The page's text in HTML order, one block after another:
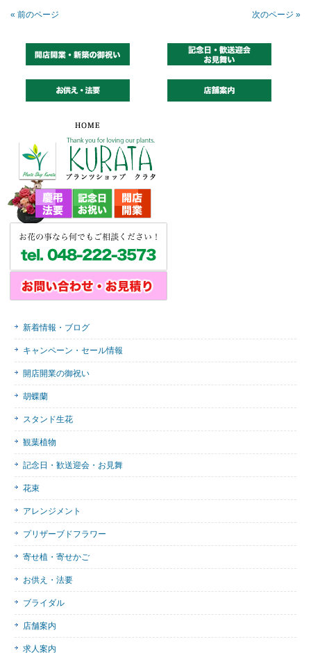
« 前のページ 次のページ »
新着情報・ブログ
キャンペーン・セール情報
開店開業の御祝い
胡蝶蘭
スタンド生花
観葉植物
記念日・歓送迎会・お見舞
花束
アレンジメント
プリザーブドフラワー
寄せ植・寄せかご
お供え・法要
ブライダル
店舗案内
求人案内